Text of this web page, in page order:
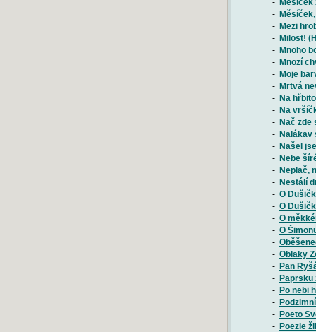
-
Měsíček
-
-
Mezi
-
Milost!
-
Mnoho
-
Mnozí
-
Moje
-
Mrtvá
-
Na
-
Na
-
Nač zde
-
Nalákav
-
Našel
-
Nebe
-
Neplač,
-
Nestálí
- O
- O
- O
- O
-
- Oblaky
-
Pan
-
Paprsku
-
Po nebi
-
-
Poeto
-
Poezie